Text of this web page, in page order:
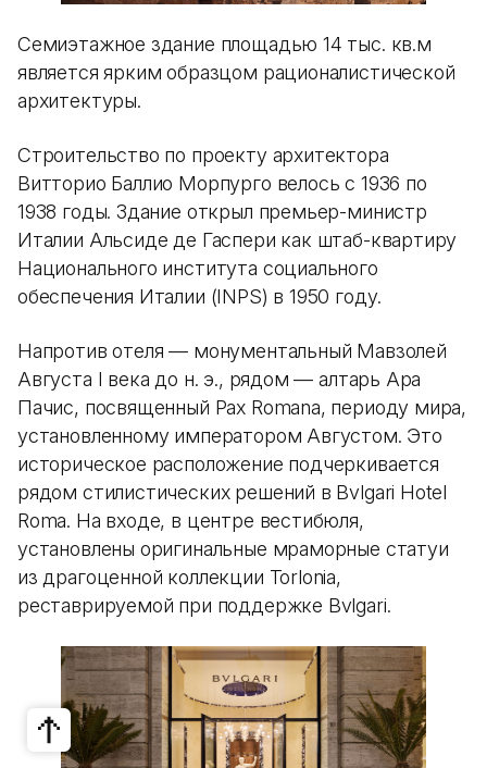
Семиэтажное здание площадью 14 тыс. кв.м
является ярким образцом рационалистической
архитектуры.
Строительство по проекту архитектора
Витторио Баллио Морпурго велось с 1936 по
1938 годы. Здание открыл премьер-министр
Италии Альсиде де Гаспери как штаб-квартиру
Национального института социального
обеспечения Италии (INPS) в 1950 году.
Напротив отеля — монументальный Мавзолей
Августа I века до н. э., рядом — алтарь Ара
Пачис, посвященный Pax Romana, периоду мира,
установленному императором Августом. Это
историческое расположение подчеркивается
рядом стилистических решений в Bvlgari Hotel
Roma. На входе, в центре вестибюля,
установлены оригинальные мраморные статуи
из драгоценной коллекции Torlonia,
реставрируемой при поддержке Bvlgari.